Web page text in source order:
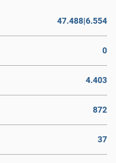
47.488|6.554
0
4.403
872
37